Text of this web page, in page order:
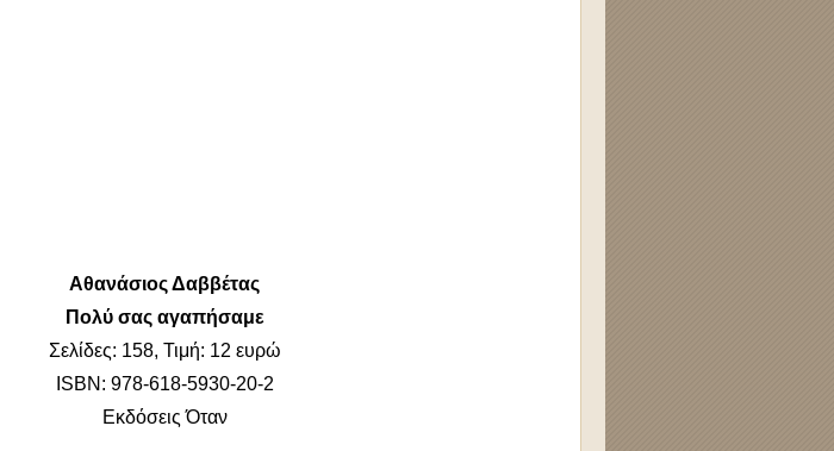
Αθανάσιος Δαββέτας
Πολύ σας αγαπήσαμε
Σελίδες: 158, Τιμή: 12 ευρώ
ISBN: 978-618-5930-20-2
Εκδόσεις Όταν